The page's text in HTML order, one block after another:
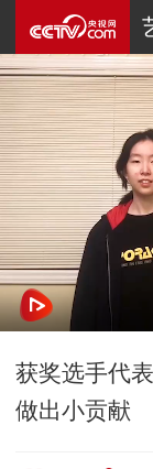
获奖选手代
做出小贡献